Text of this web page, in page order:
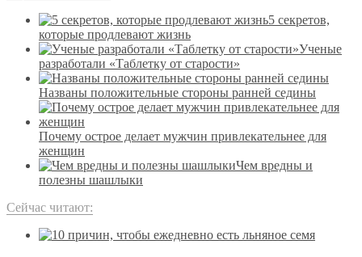
5 секретов,
которые продлевают жизнь
Ученые
разработали «Таблетку от старости»
Названы положительные стороны ранней седины
Почему острое делает мужчин привлекательнее для
женщин
Чем вредны и
полезны шашлыки
Сейчас читают: